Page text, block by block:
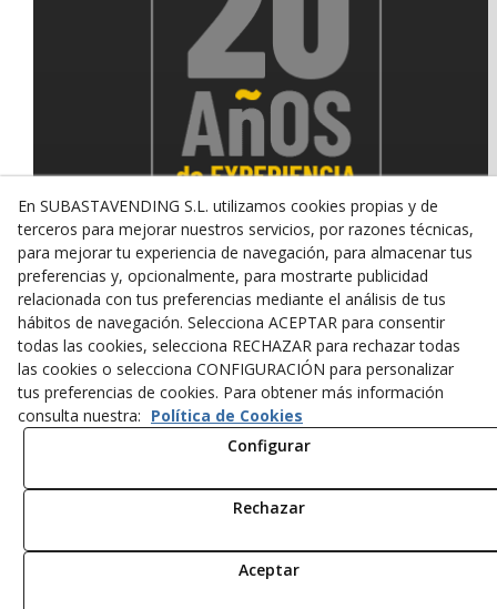
© 08/2026 SUBASTAVENDING SL - Todos los derechos
reservados.
Política de Privacidad Aviso Legal Política de Cookies
En SUBASTAVENDING S.L. utilizamos cookies propias y de
terceros para mejorar nuestros servicios, por razones técnicas,
para mejorar tu experiencia de navegación, para almacenar tus
preferencias y, opcionalmente, para mostrarte publicidad
relacionada con tus preferencias mediante el análisis de tus
hábitos de navegación. Selecciona ACEPTAR para consentir
todas las cookies, selecciona RECHAZAR para rechazar todas
las cookies o selecciona CONFIGURACIÓN para personalizar
tus preferencias de cookies. Para obtener más información
consulta nuestra: Política de Cookies
Configurar
Rechazar
Aceptar